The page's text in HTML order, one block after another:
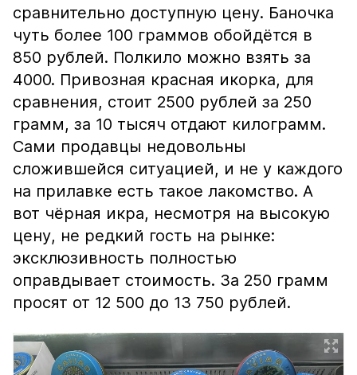
сравнительно доступную цену. Баночка
чуть более 100 граммов обойдётся в
850 рублей. Полкило можно взять за
4000. Привозная красная икорка, для
сравнения, стоит 2500 рублей за 250
грамм, за 10 тысяч отдают килограмм.
Сами продавцы недовольны
сложившейся ситуацией, и не у каждого
на прилавке есть такое лакомство. А
вот чёрная икра, несмотря на высокую
цену, не редкий гость на рынке:
эксклюзивность полностью
оправдывает стоимость. За 250 грамм
просят от 12 500 до 13 750 рублей.